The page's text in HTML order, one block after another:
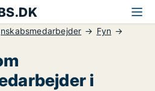
Fyn
i